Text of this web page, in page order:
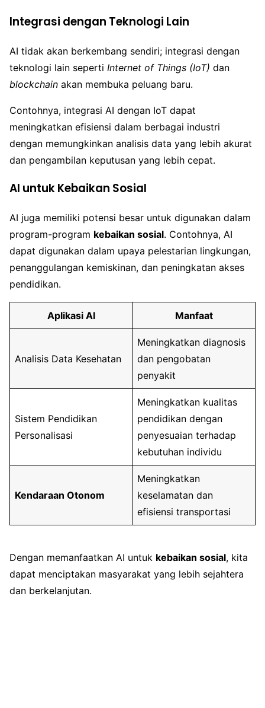
Integrasi dengan Teknologi Lain
AI tidak akan berkembang sendiri; integrasi dengan
teknologi lain seperti Internet of Things (IoT) dan
blockchain akan membuka peluang baru.
Contohnya, integrasi AI dengan IoT dapat
meningkatkan efisiensi dalam berbagai industri
dengan memungkinkan analisis data yang lebih akurat
dan pengambilan keputusan yang lebih cepat.
AI untuk Kebaikan Sosial
AI juga memiliki potensi besar untuk digunakan dalam
program-program kebaikan sosial. Contohnya, AI
dapat digunakan dalam upaya pelestarian lingkungan,
penanggulangan kemiskinan, dan peningkatan akses
pendidikan.
Aplikasi AI Manfaat
Analisis Data Kesehatan
Meningkatkan diagnosis
dan pengobatan
penyakit
Sistem Pendidikan
Personalisasi
Meningkatkan kualitas
pendidikan dengan
penyesuaian terhadap
kebutuhan individu
Kendaraan Otonom
Meningkatkan
keselamatan dan
efisiensi transportasi
Dengan memanfaatkan AI untuk kebaikan sosial, kita
dapat menciptakan masyarakat yang lebih sejahtera
dan berkelanjutan.